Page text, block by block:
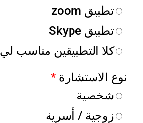
تطبيق zoom
تطبيق Skype
كلا التطبيقين مناسب لي
نوع الاستشارة*
شخصية
زوجية / أسرية